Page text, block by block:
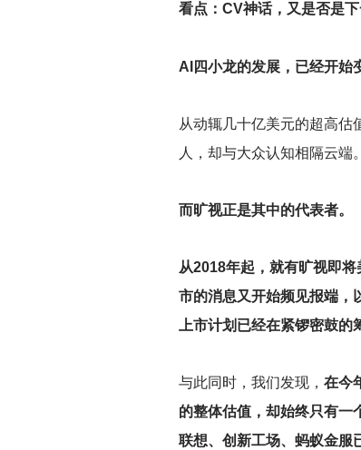
看点： CV神话，又是否是
AI 四小龙的发展，已经开始
从动辄几十亿美元的超高
人，却与大众认知相隔云端。
而旷视正是其中的代表者。
从2018年起，就有旷视即
市的消息又开始频见报端，
上市计划已经在紧锣密鼓的
与此同时，我们发现， 在今
的整体估值，却始终只有一
联想、创新工场、蚂蚁金服